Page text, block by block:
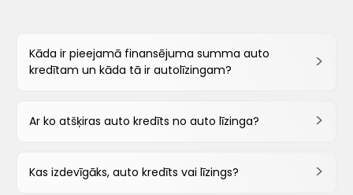
Kāda ir pieejamā finansējuma summa auto
kredītam un kāda tā ir autolīzingam?
Ar ko atšķiras auto kredīts no auto līzinga?
Kas izdevīgāks, auto kredīts vai līzings?